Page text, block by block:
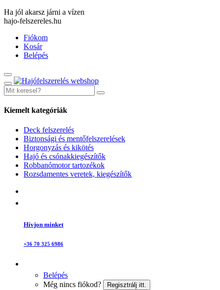
Ha jól akarsz járni a vízen
hajo-felszereles.hu
Fiókom
Kosár
Belépés
Kiemelt kategóriák
Deck felszerelés
Biztonsági és mentőfelszerelések
Horgonyzás és kikötés
Hajó és csónakkiegészítők
Robbanómotor tartozékok
Rozsdamentes veretek, kiegészítők
Hívjon minket
+36 70 325 6986
Belépés
Még nincs fiókod?
Regisztrálj itt.